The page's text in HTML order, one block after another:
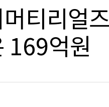
머티리얼
169억원